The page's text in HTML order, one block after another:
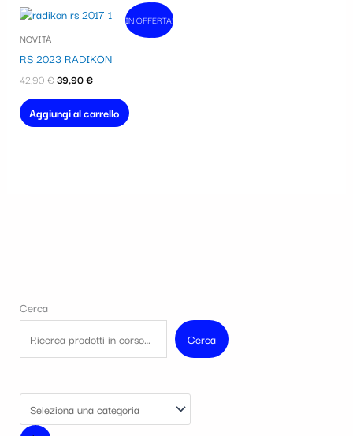
In vendita!
IN OFFERTA!
NOVITÀ
RS 2023 RADIKON
42,90€
Il
era:
39,90€
Il
è:
Aggiungi al carrello
Cerca
Cerca